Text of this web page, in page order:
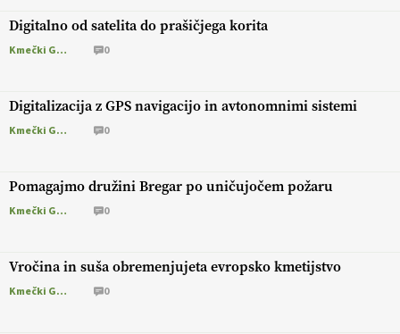
Digitalno od satelita do prašičjega korita
Kmečki Glas 0
Digitalizacija z GPS navigacijo in avtonomnimi sistemi
Kmečki Glas 0
Pomagajmo družini Bregar po uničujočem požaru
Kmečki Glas 0
Vročina in suša obremenjujeta evropsko kmetijstvo
Kmečki Glas 0